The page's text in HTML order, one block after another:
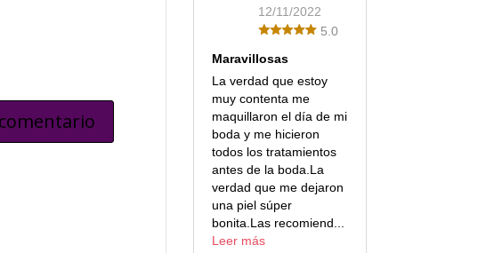
12/11/2022
5.0
Maravillosas
La verdad que estoy
muy contenta me
maquillaron el día de mi
boda y me hicieron
todos los tratamientos
antes de la boda.La
verdad que me dejaron
una piel súper
bonita.Las recomiend...
Leer más